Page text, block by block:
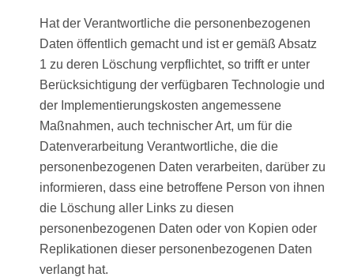
Hat der Verantwortliche die personenbezogenen
Daten öffentlich gemacht und ist er gemäß Absatz
1 zu deren Löschung verpflichtet, so trifft er unter
Berücksichtigung der verfügbaren Technologie und
der Implementierungskosten angemessene
Maßnahmen, auch technischer Art, um für die
Datenverarbeitung Verantwortliche, die die
personenbezogenen Daten verarbeiten, darüber zu
informieren, dass eine betroffene Person von ihnen
die Löschung aller Links zu diesen
personenbezogenen Daten oder von Kopien oder
Replikationen dieser personenbezogenen Daten
verlangt hat.